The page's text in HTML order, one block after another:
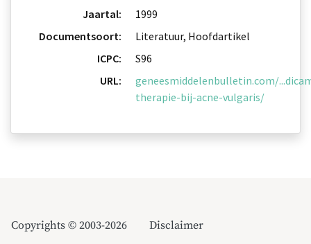
Jaartal:
1999
Documentsoort:
Literatuur, Hoofdartikel
ICPC:
S96
URL:
geneesmiddelenbulletin.com/
therapie-bij-acne-vulgaris/
Copyrights © 2003-2026 Disclaimer